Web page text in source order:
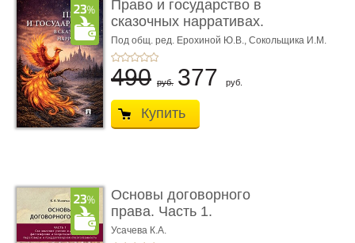
Право и государство в
сказочных нарративах.
Мо ...
Под общ. ред. Ерохиной Ю.В., Сокольщика И.М.
490 руб. 377 руб.
Купить
Основы договорного
права. Часть 1.
Становление ...
Усачева К.А.